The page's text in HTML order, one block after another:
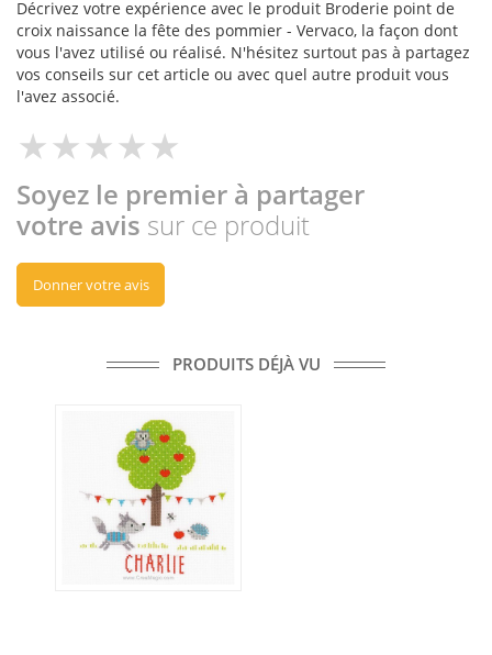
Décrivez votre expérience avec le produit Broderie point de
croix naissance la fête des pommier - Vervaco, la façon dont
vous l'avez utilisé ou réalisé. N'hésitez surtout pas à partagez
vos conseils sur cet article ou avec quel autre produit vous
l'avez associé.
Soyez le premier à partager
votre avis sur ce produit
Donner votre avis
PRODUITS DÉJÀ VU